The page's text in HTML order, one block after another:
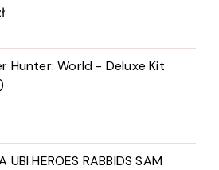
Hunter: World - Deluxe Kit
UBI HEROES RABBIDS SAM